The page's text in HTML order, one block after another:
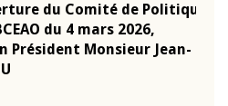
du Comité de Politique
du 4 mars 2026,
Monsieur Jean-